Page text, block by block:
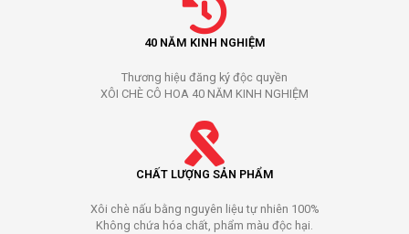
40 NĂM KINH NGHIỆM
Thương hiệu đăng ký độc quyền
XÔI CHÈ CÔ HOA 40 NĂM KINH NGHIỆM
CHẤT LƯỢNG SẢN PHẨM
Xôi chè nấu bằng nguyên liệu tự nhiên 100%
Không chứa hóa chất, phẩm màu độc hại.